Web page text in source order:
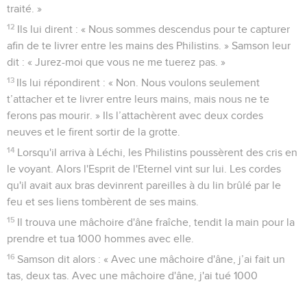
traité. »
12 Ils lui dirent : « Nous sommes descendus pour te capturer
afin de te livrer entre les mains des Philistins. » Samson leur
dit : « Jurez-moi que vous ne me tuerez pas. »
13 Ils lui répondirent : « Non. Nous voulons seulement
t’attacher et te livrer entre leurs mains, mais nous ne te
ferons pas mourir. » Ils l’attachèrent avec deux cordes
neuves et le firent sortir de la grotte.
14 Lorsqu'il arriva à Léchi, les Philistins poussèrent des cris en
le voyant. Alors l'Esprit de l'Eternel vint sur lui. Les cordes
qu'il avait aux bras devinrent pareilles à du lin brûlé par le
feu et ses liens tombèrent de ses mains.
15 Il trouva une mâchoire d'âne fraîche, tendit la main pour la
prendre et tua 1000 hommes avec elle.
16 Samson dit alors : « Avec une mâchoire d'âne, j’ai fait un
tas, deux tas. Avec une mâchoire d'âne, j'ai tué 1000